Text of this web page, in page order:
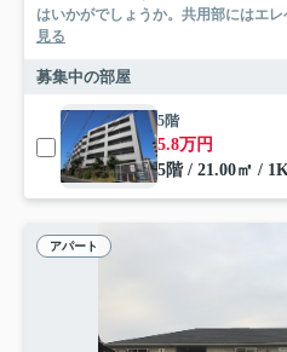
はいかがでしょうか。共用部にはエ
見る
募集中の部屋
5階
5.8万円
5階 / 21.00㎡ /
アパート